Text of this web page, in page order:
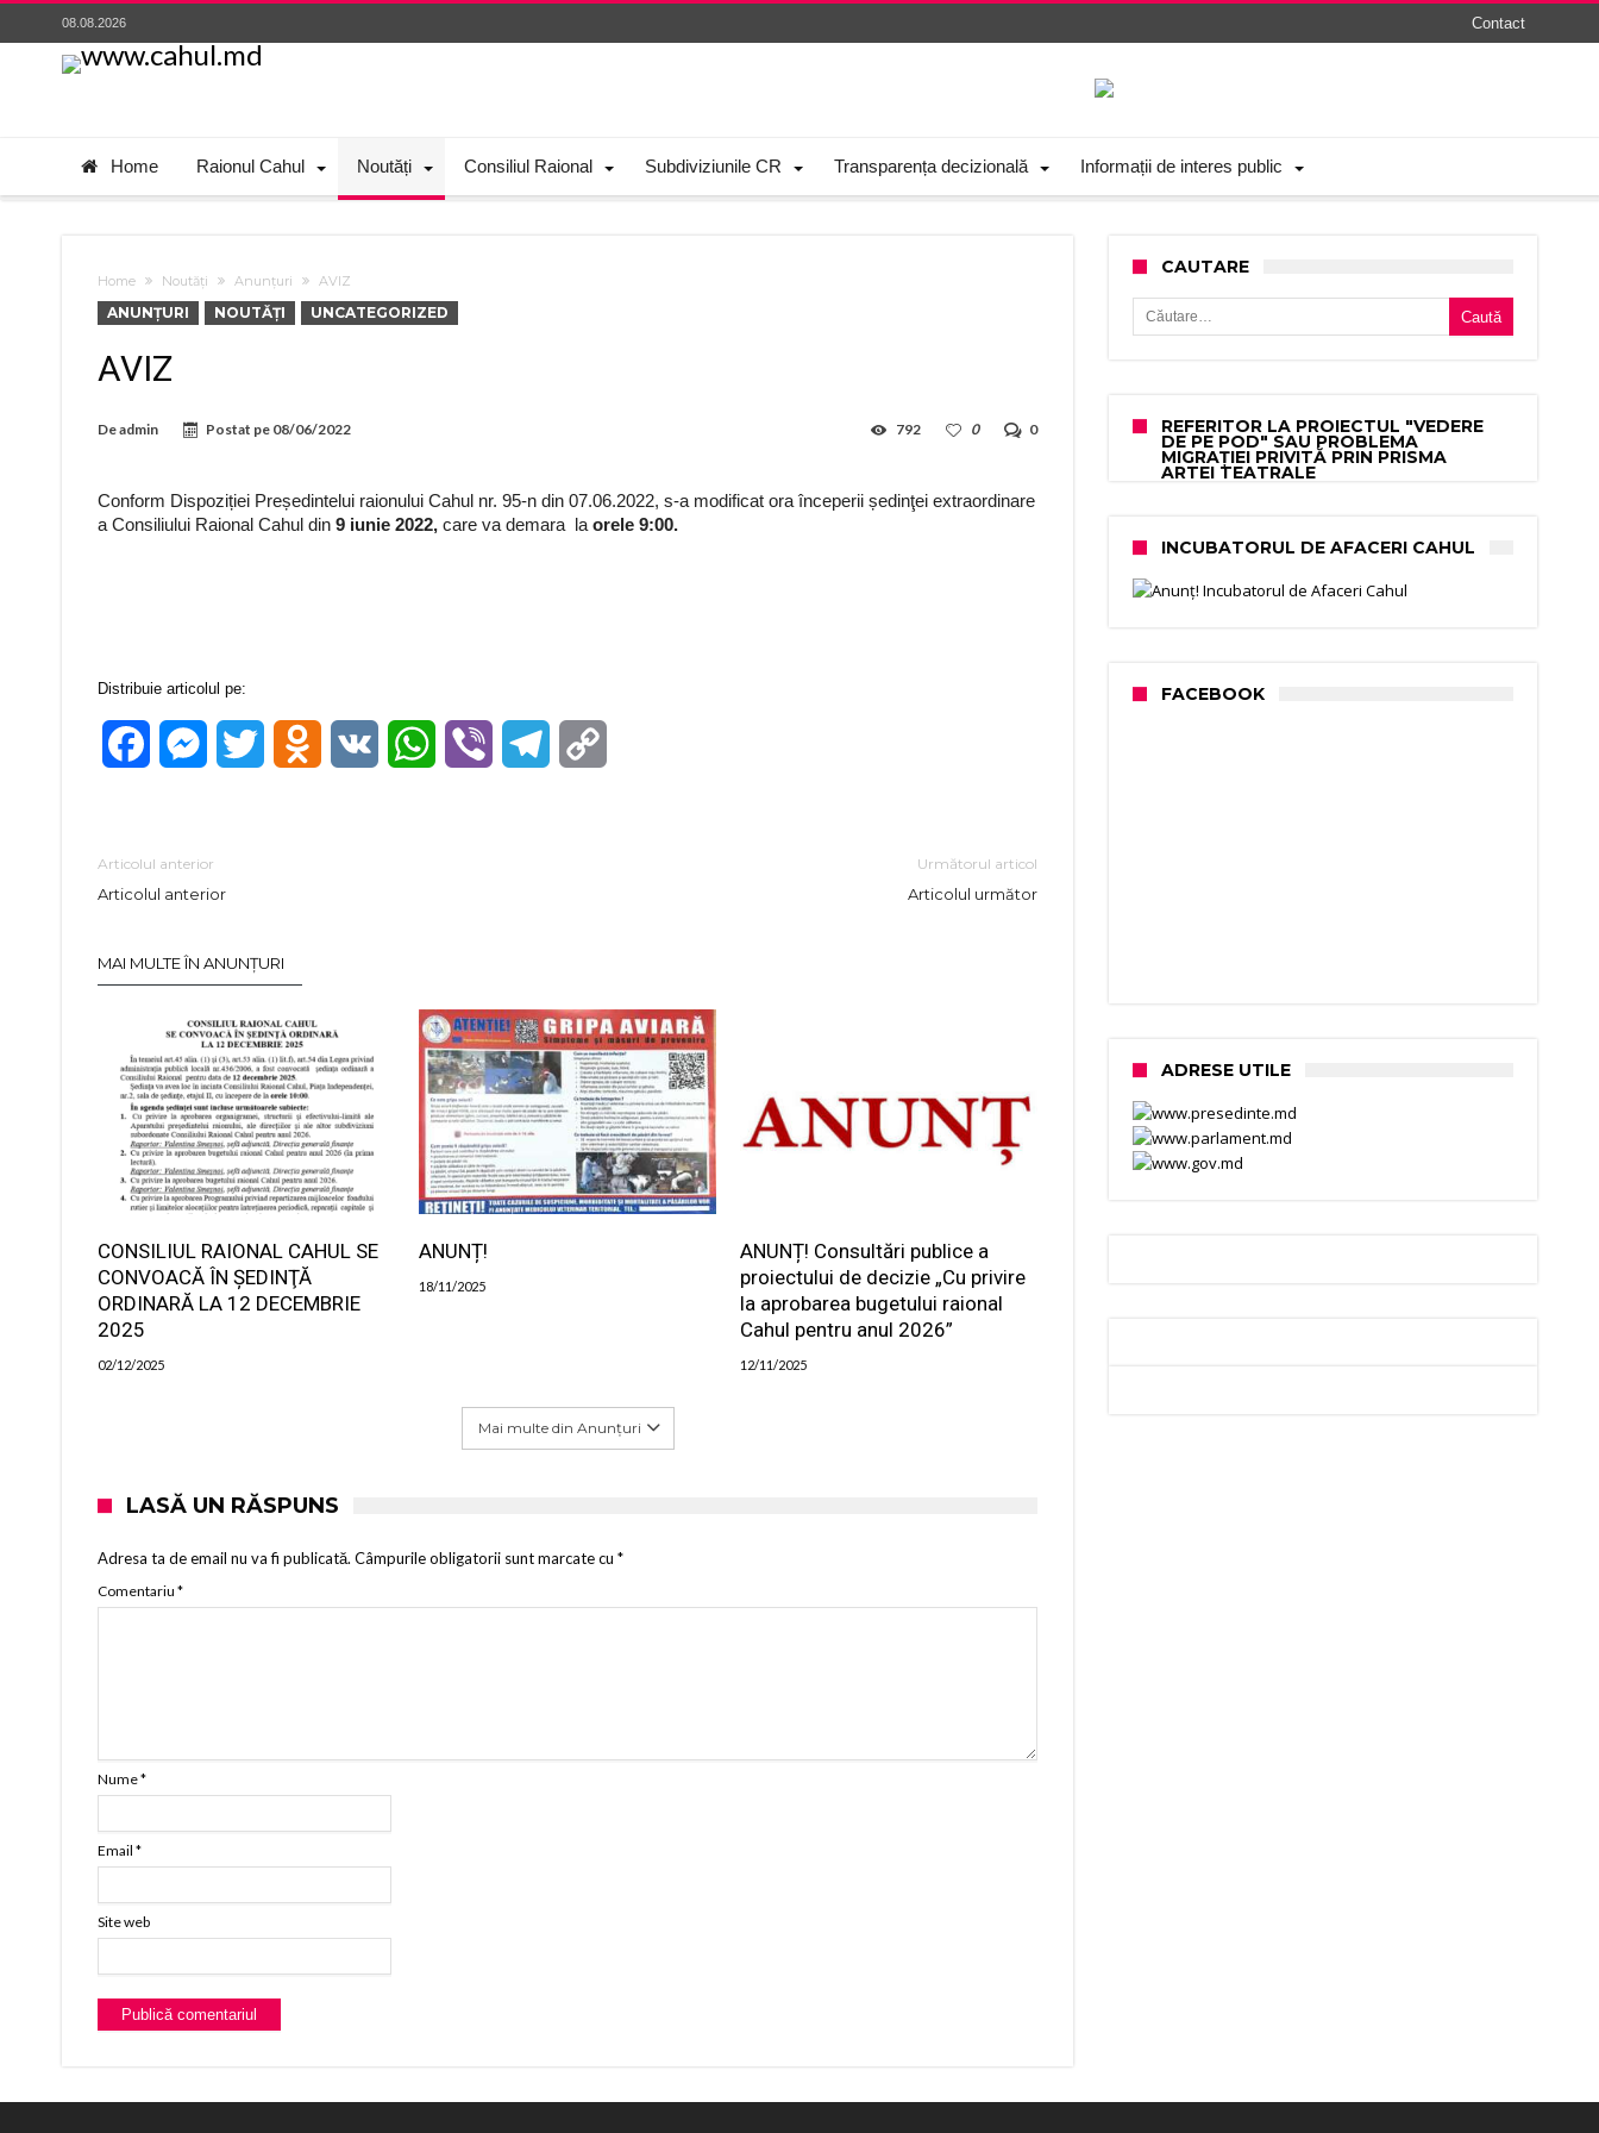
08.08.2026 Contact
Home Raionul Cahul Noutăți Consiliul Raional Subdiviziunile CR Transparența decizională Informații de interes public
Home Noutăți Anunțuri AVIZ
ANUNȚURI NOUTĂȚI UNCATEGORIZED
AVIZ
Deadmin Postat pe 08/06/2022 0
0
792
Conform Dispoziției Președintelui raionului Cahul nr. 95-n din 07.06.2022, s-a modificat ora începerii ședinţei extraordinare
a Consiliului Raional Cahul din 9 iunie 2022, care va demara la orele 9:00.
Distribuie articolul pe:
FacebookMessenger
Twitter Odnoklassniki
VK WhatsApp
Viber Telegram
Articolul anterior
Articolul anterior
Următorul articol
Articolul următor
MAI MULTE ÎN ANUNȚURI
CONSILIUL RAIONAL CAHUL SE
CONVOACĂ ÎN ŞEDINŢĂ
ORDINARĂ LA 12 DECEMBRIE
2025
02/12/2025
ANUNȚ!
18/11/2025
ANUNȚ! Consultări publice a
proiectului de decizie „Cu privire
la aprobarea bugetului raional
Cahul pentru anul 2026”
12/11/2025
Mai multe din Anunțuri
LASĂ UN RĂSPUNS
Adresa ta de email nu va fi publicată. Câmpurile obligatorii sunt marcate cu *
Comentariu *
Nume*
Email *
Site web
CAUTARE
Caută după:
REFERITOR LA PROIECTUL "VEDERE
DE PE POD" SAU PROBLEMA
MIGRAȚIEI PRIVITĂ PRIN PRISMA
ARTEI TEATRALE
INCUBATORUL DE AFACERI CAHUL
FACEBOOK
ADRESE UTILE